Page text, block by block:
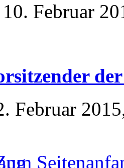
Februar
Februar